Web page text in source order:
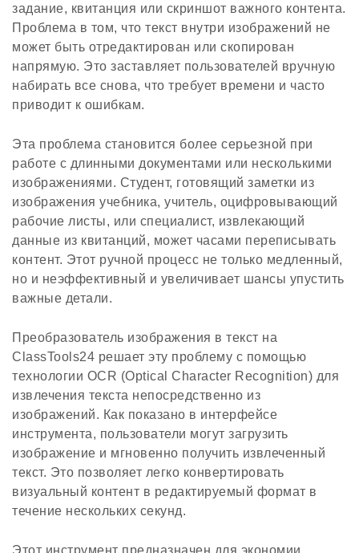
задание, квитанция или скриншот важного контента.
Проблема в том, что текст внутри изображений не
может быть отредактирован или скопирован
напрямую. Это заставляет пользователей вручную
набирать все снова, что требует времени и часто
приводит к ошибкам.
Эта проблема становится более серьезной при
работе с длинными документами или несколькими
изображениями. Студент, готовящий заметки из
изображения учебника, учитель, оцифровывающий
рабочие листы, или специалист, извлекающий
данные из квитанций, может часами переписывать
контент. Этот ручной процесс не только медленный,
но и неэффективный и увеличивает шансы упустить
важные детали.
Преобразователь изображения в текст на
ClassTools24 решает эту проблему с помощью
технологии OCR (Optical Character Recognition) для
извлечения текста непосредственно из
изображений. Как показано в интерфейсе
инструмента, пользователи могут загрузить
изображение и мгновенно получить извлеченный
текст. Это позволяет легко конвертировать
визуальный контент в редактируемый формат в
течение нескольких секунд.